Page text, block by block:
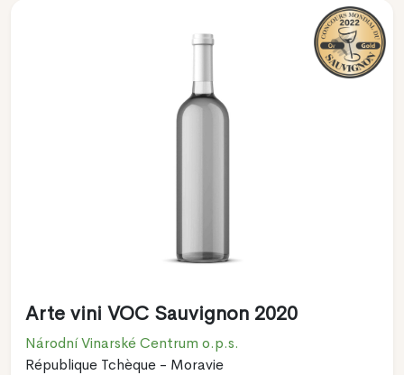
Arte vini VOC Sauvignon 2020
Národní Vinarské Centrum o.p.s.
République Tchèque - Moravie